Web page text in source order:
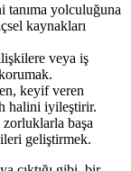
tanıma yolculuğuna
kaynakları
veya iş
keyif veren
halini iyileştirir.
başa
geliştirmek.